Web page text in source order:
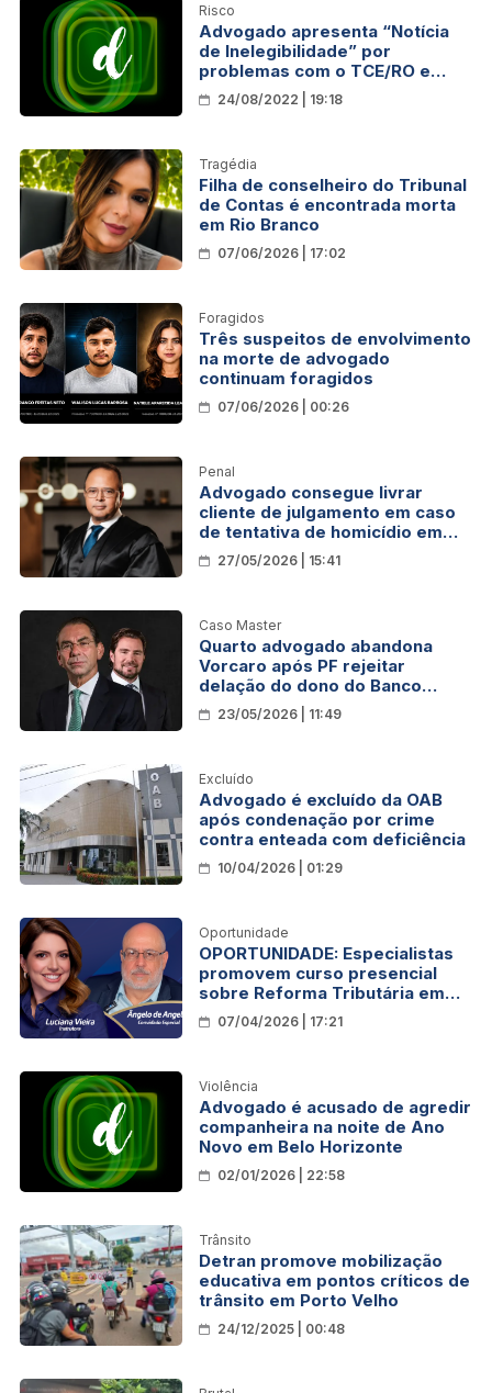
Risco
Advogado apresenta “Notícia
de Inelegibilidade” por
problemas com o TCE/RO e
complica registro de
candidatura de Alan Queiroz
24/08/2022 | 19:18
Tragédia
Filha de conselheiro do Tribunal
de Contas é encontrada morta
em Rio Branco
07/06/2026 | 17:02
Foragidos
Três suspeitos de envolvimento
na morte de advogado
continuam foragidos
07/06/2026 | 00:26
Penal
Advogado consegue livrar
cliente de julgamento em caso
de tentativa de homicídio em
Rondônia
27/05/2026 | 15:41
Caso Master
Quarto advogado abandona
Vorcaro após PF rejeitar
delação do dono do Banco
Master
23/05/2026 | 11:49
Excluído
Advogado é excluído da OAB
após condenação por crime
contra enteada com deficiência
10/04/2026 | 01:29
Oportunidade
OPORTUNIDADE: Especialistas
promovem curso presencial
sobre Reforma Tributária em
Porto Velho
07/04/2026 | 17:21
Violência
Advogado é acusado de agredir
companheira na noite de Ano
Novo em Belo Horizonte
02/01/2026 | 22:58
Trânsito
Detran promove mobilização
educativa em pontos críticos de
trânsito em Porto Velho
24/12/2025 | 00:48